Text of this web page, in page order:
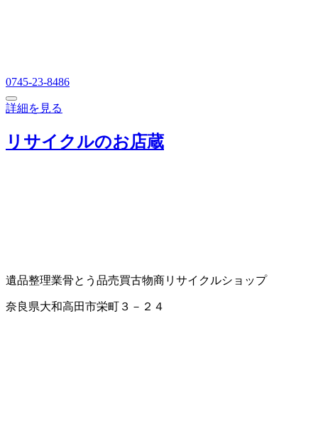
0745-23-8486
詳細を見る
リサイクルのお店蔵
遺品整理業骨とう品売買古物商リサイクルショップ
奈良県大和高田市栄町３－２４